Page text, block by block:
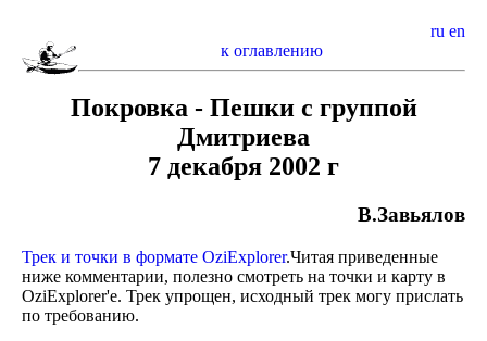
ru en
к оглавлению
Покровка - Пешки с группой
Дмитриева
7 декабря 2002 г
В.Завьялов
Трек и точки в формате OziExplorer.Читая приведенные
ниже комментарии, полезно смотреть на точки и карту в
OziExplorer'e. Трек упрощен, исходный трек могу прислать
по требованию.